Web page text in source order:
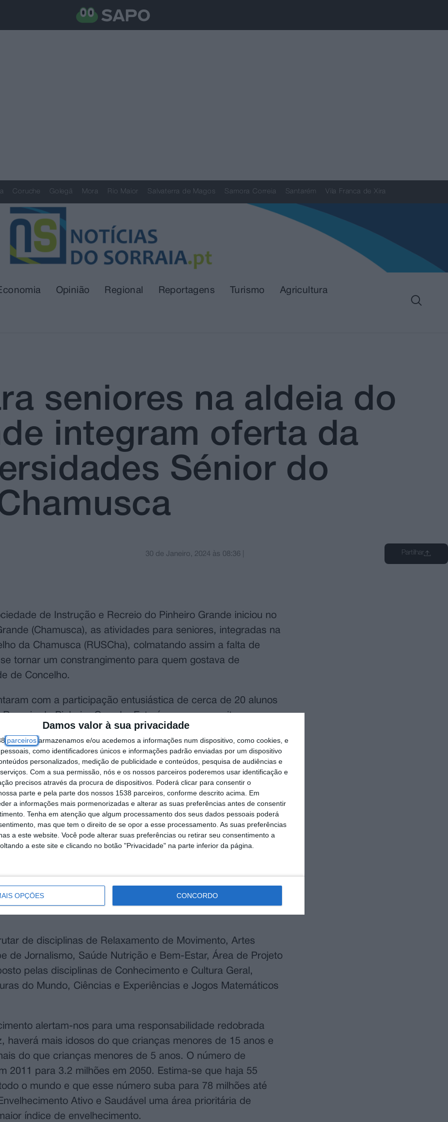
Damos valor à sua privacidade
parceirosarmazenamos e/ou acedemos a informações num dispositivo, como cookies, e
como identificadores únicos e informações padrão enviadas por um dispositivo
personalizados, medição de publicidade e conteúdos, pesquisa de audiências e
Com a sua permissão, nós e os nossos parceiros poderemos usar identificação e
precisos através da procura de dispositivos. Poderá clicar para consentir o
parte e pela parte dos nossos 1538 parceiros, conforme descrito acima. Em
a informações mais pormenorizadas e alterar as suas preferências antes de consentir
Tenha em atenção que algum processamento dos seus dados pessoais poderá
mas que tem o direito de se opor a esse processamento. As suas preferências
a este website. Você pode alterar suas preferências ou retirar seu consentimento a
a este site e clicando no botão "Privacidade" na parte inferior da página.
OPÇÕES CONCORDO
Coruche Golegã Mora Rio Maior Salvaterra de Magos Samora Correia Santarém Vila Franca de Xira
Opinião Regional Reportagens Turismo Agricultura
seniores na aldeia do
integram oferta da
Sénior do
30 de Janeiro, 2024 às 08:36 Partilhar
de Instrução e Recreio do Pinheiro Grande iniciou no
(Chamusca), as atividades para seniores, integradas na
da Chamusca (RUSCha), colmatando assim a falta de
tornar um constrangimento para quem gostava de
de Concelho.
com a participação entusiástica de cerca de 20 alunos
do Pinheiro Grande. Este é um marco muito
passo fundamental na área do Envelhecimento Ativo e
conta atualmente com mais de 120 seniores
que a expetativa é que este número aumente à medida que
disciplinas do tronco comum, sete das quais sessões
teóricas de uma hora por semana.
da Chamusca em parceria com as Juntas de
e Recreio do Pinheiro Grande, que aponta para um
promover e fortalecer o envelhecimento ativo e
de acesso a oportunidades educativas e culturais de
como estimular a participação ativa e inclusiva dos idosos
de disciplinas de Relaxamento de Movimento, Artes
de Jornalismo, Saúde Nutrição e Bem-Estar, Área de Projeto
pelas disciplinas de Conhecimento e Cultura Geral,
do Mundo, Ciências e Experiências e Jogos Matemáticos
alertam-nos para uma responsabilidade redobrada
haverá mais idosos do que crianças menores de 15 anos e
do que crianças menores de 5 anos. O número de
2011 para 3.2 milhões em 2050. Estima-se que haja 55
o mundo e que esse número suba para 78 milhões até
Ativo e Saudável uma área prioritária de
índice de envelhecimento.